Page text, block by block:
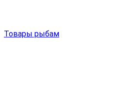
Товары рыбам